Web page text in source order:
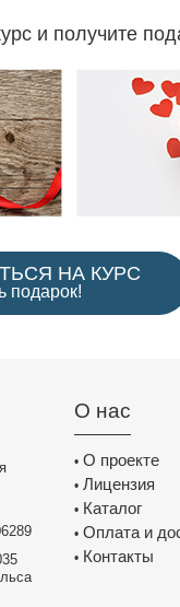
и получите
НА КУРС
подарок!
О нас
• О проекте
• Лицензия
• Каталог
• Оплата и
• Контакты